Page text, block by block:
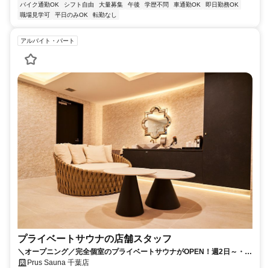
バイク通勤OK
シフト自由 大量募集 午後 学歴不問 車通勤OK
即日勤務OK
職場見学可
平日のみOK 転勤なし
アルバイト・パート
プライベートサウナの店舗スタッフ
＼オープニング／完全個室のプライベートサウナがOPEN！週2日～・1
日4時間～OK・おしゃれ自由★社員登用もあるので安定して働けます！
Prus Sauna 千葉店